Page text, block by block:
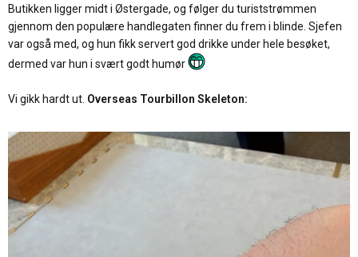
Butikken ligger midt i Østergade, og følger du turiststrømmen
gjennom den populære handlegaten finner du frem i blinde. Sjefen
var også med, og hun fikk servert god drikke under hele besøket,
dermed var hun i svært godt humør
Vi gikk hardt ut. Overseas Tourbillon Skeleton: